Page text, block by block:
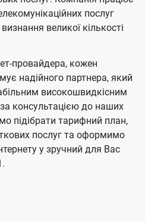
послуг
великої кількості
провайдера, кожен
надійного партнера, який
високошвидкісним
консультацією до наших
підібрати тарифний план,
послуг та оформимо
у зручний для Вас